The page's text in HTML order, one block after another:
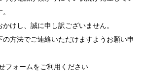
けし、誠に申し訳ございません。
方法でご連絡いただけますようお願い申
フォームをご利用ください